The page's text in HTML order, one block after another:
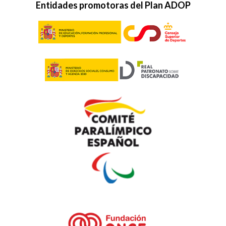
Entidades promotoras del Plan ADOP